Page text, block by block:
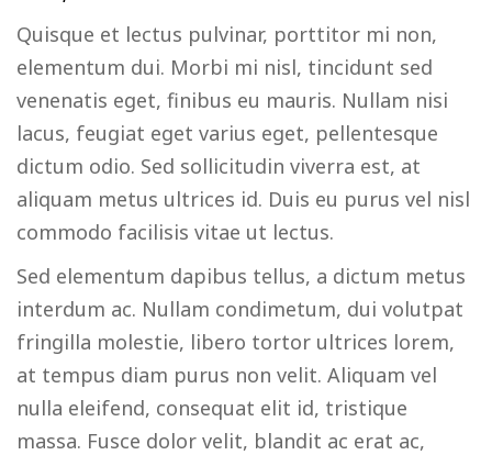
Quisque et lectus pulvinar, porttitor mi non,
elementum dui. Morbi mi nisl, tincidunt sed
venenatis eget, finibus eu mauris. Nullam nisi
lacus, feugiat eget varius eget, pellentesque
dictum odio. Sed sollicitudin viverra est, at
aliquam metus ultrices id. Duis eu purus vel nisl
commodo facilisis vitae ut lectus.
Sed elementum dapibus tellus, a dictum metus
interdum ac. Nullam condimetum, dui volutpat
fringilla molestie, libero tortor ultrices lorem,
at tempus diam purus non velit. Aliquam vel
nulla eleifend, consequat elit id, tristique
massa. Fusce dolor velit, blandit ac erat ac,